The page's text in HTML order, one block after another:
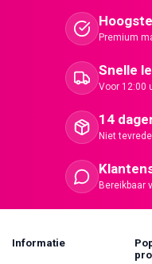
Premium
Snelle
Voor 12:00
14
Niet
Bereikbaar
Informatie